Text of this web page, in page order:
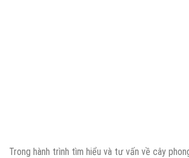
Trong hành trình tìm hiểu và tư vấn về cây